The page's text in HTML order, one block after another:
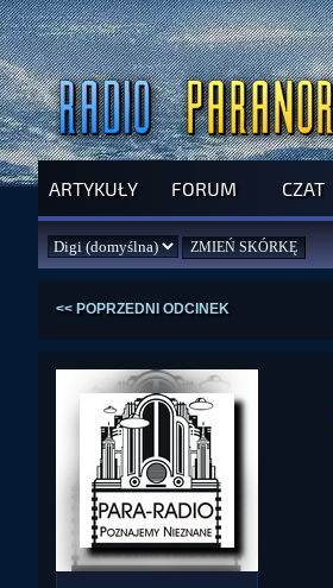
ARTYKUŁY FORUM CZAT
<< POPRZEDNI ODCINEK